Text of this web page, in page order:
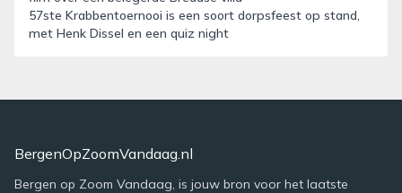
57ste Krabbentoernooi is een soort dorpsfeest op stand,
met Henk Dissel en een quiz night
BergenOpZoomVandaag.nl
Bergen op Zoom Vandaag, is jouw bron voor het laatste